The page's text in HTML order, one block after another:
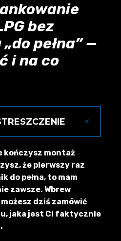
bez
pełna” —
i na co
×
za 15 000–20
zamówić 30–50%
napełnia się do ok.
Najważniejsze:
— bądź
dojazd i dostęp do
minimalną ilość z
kończysz montaż
że pierwszy raz
do pełna, to mam
zawsze. Wbrew
dziś zamówić
jaka jest Ci faktycznie